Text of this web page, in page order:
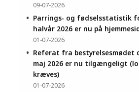
09-07-2026
• Parrings- og fødselsstatistik
halvår 2026 er nu på
01-07-2026
• Referat fra bestyrelsesmødet
maj 2026 er nu tilgængeligt
kræves)
01-07-2026